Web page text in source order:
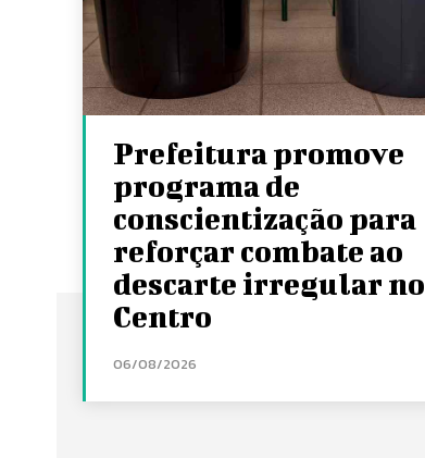
Prefeitura promove
programa de
conscientização para
reforçar combate ao
descarte irregular no
Centro
06/08/2026